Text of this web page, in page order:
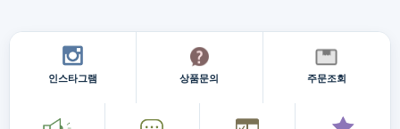
인스타그램 상품문의 주문조회